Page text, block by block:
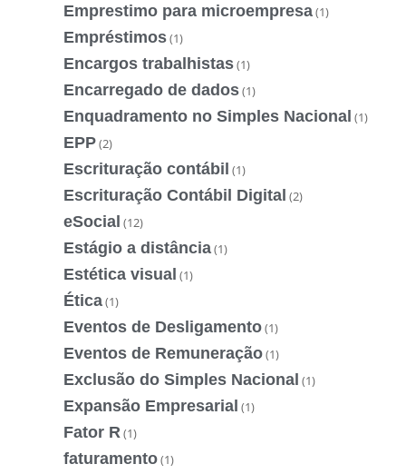
Emprestimo para microempresa(1)
Empréstimos(1)
Encargos trabalhistas(1)
Encarregado de dados(1)
Enquadramento no Simples Nacional (1)
EPP(2)
Escrituração contábil (1)
Escrituração Contábil Digital (2)
eSocial (12)
Estágio a distância(1)
Estética visual (1)
Ética(1)
Eventos de Desligamento(1)
Eventos de Remuneração(1)
Exclusão do Simples Nacional (1)
Expansão Empresarial (1)
Fator R (1)
faturamento(1)